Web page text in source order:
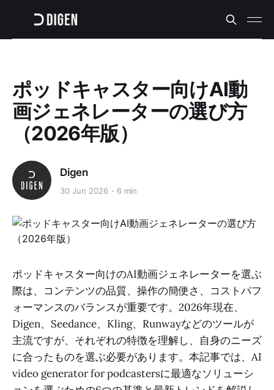
ポッドキャスター向けAI動
画ジェネレーターの選び方
（2026年版）
Digen
30 Jun 2026 6 min
ポッドキャスター向けのAI動画ジェネレーターを選ぶ
際は、コンテンツの品質、操作の簡便さ、コストパフ
ォーマンスのバランスが重要です。2026年現在、
Digen、Seedance、Kling、Runwayなどのツールが
主流ですが、それぞれの特徴を理解し、自身のニーズ
に合ったものを選ぶ必要があります。本記事では、AI
video generator for podcastersに最適なソリューシ